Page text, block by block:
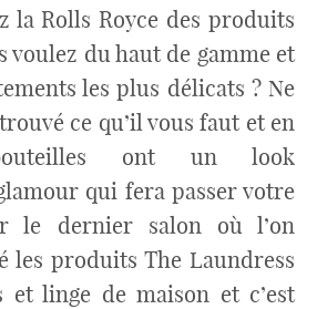
la Rolls Royce des produits
voulez du haut de gamme et
les plus délicats ? Ne
ce qu’il vous faut et en
ont un look
qui fera passer votre
le dernier salon où l’on
les produits The Laundress
et linge de maison et c’est